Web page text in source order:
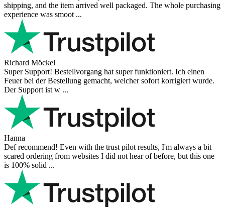
shipping, and the item arrived well packaged. The whole purchasing
experience was smoot ...
Richard Möckel
Super Support! Bestellvorgang hat super funktioniert. Ich einen
Feuer bei der Bestellung gemacht, welcher sofort korrigiert wurde.
Der Support ist w ...
Hanna
Def recommend! Even with the trust pilot results, I'm always a bit
scared ordering from websites I did not hear of before, but this one
is 100% solid ...